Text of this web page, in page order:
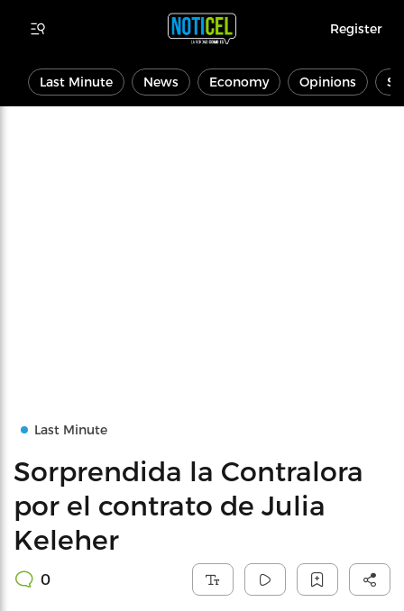
Register
Last Minute News Economy Opinions
Last Minute
Sorprendida la Contralora
por el contrato de Julia
Keleher
0